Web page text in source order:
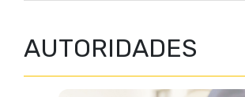
AUTORIDADES